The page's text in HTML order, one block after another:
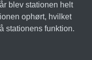
blev stationen helt
ophørt, hvilket
stationens funktion.